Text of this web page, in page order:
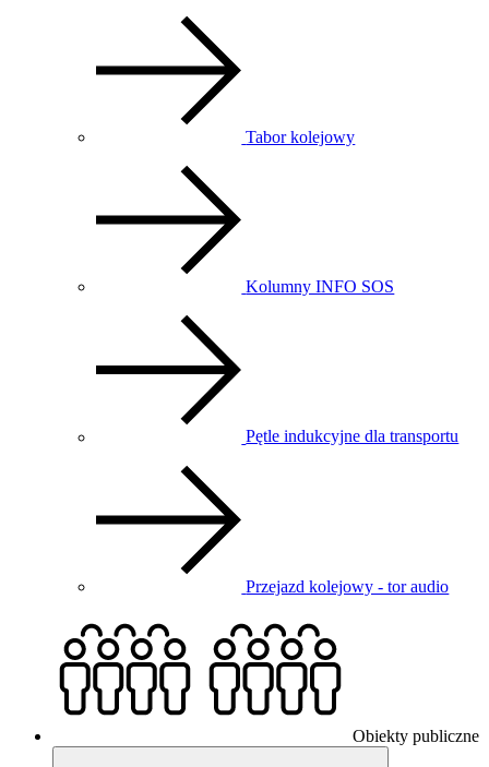
Tabor kolejowy
Kolumny INFO SOS
Pętle indukcyjne dla transportu
Przejazd kolejowy - tor audio
Obiekty publiczne